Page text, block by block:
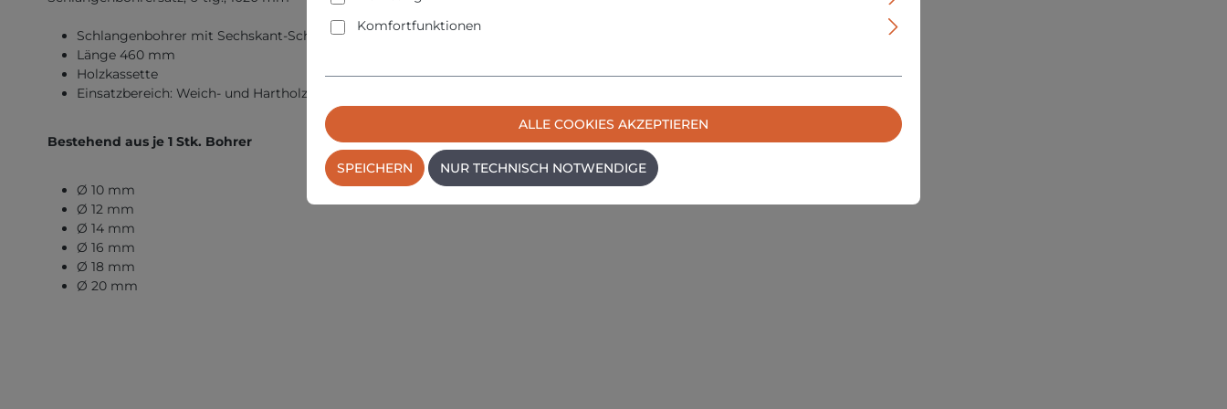
Schlangenbohrer mit Sechskant-Schaft und Gewindespitze
Länge 460 mm
Holzkassette
Einsatzbereich: Weich- und Hartholz, Stirnholz, Balken
Bestehend aus je 1 Stk. Bohrer
Ø 10 mm
Ø 12 mm
Ø 14 mm
Ø 16 mm
Ø 18 mm
Ø 20 mm
Komfortfunktionen
ALLE COOKIES AKZEPTIEREN
SPEICHERN NUR TECHNISCH NOTWENDIGE